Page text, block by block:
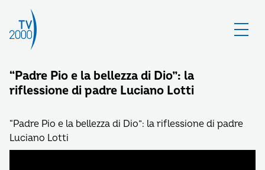
“Padre Pio e la bellezza di Dio”: la
riflessione di padre Luciano Lotti
“Padre Pio e la bellezza di Dio”: la riflessione di padre
Luciano Lotti